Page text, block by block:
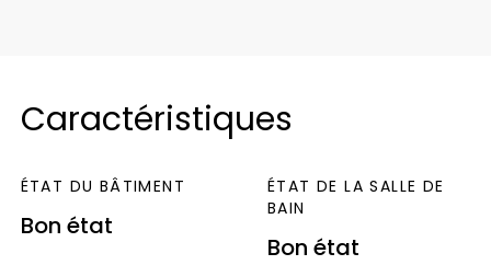
Caractéristiques
ÉTAT DU BÂTIMENT
Bon état
ÉTAT DE LA SALLE DE
BAIN
Bon état